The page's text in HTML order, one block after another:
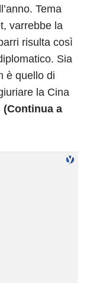
Tema
varrebbe la
risulta così
Sia
è quello di
la Cina
(Continua a